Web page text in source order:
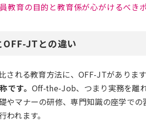
員教育の目的と教育係が心がけるべき
OFF-JTとの違い
される教育方法に、OFF-JTがあります
です。 Off-the-Job、つまり実務を離
やマナーの研修、専門知識の座学で
われます。